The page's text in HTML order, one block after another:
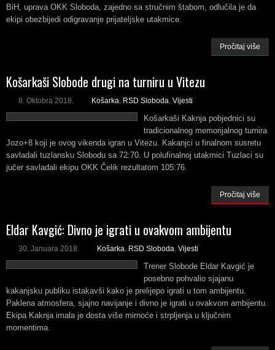
BiH, uprava OKK Sloboda, zajedno sa stručnim štabom, odlučila je da
ekipi obezbijedi odigravanje prijateljske utakmice.
Pročitaj više
Košarkaši Slobode drugi na turniru u Vitezu
8. Oktobra 2018. Košarka, RSD Sloboda, Vijesti
Košarkaši Kaknja pobjednici su
tradicionalnog memorijalnog turnira
Jozo+8 koji je ovog vikenda igran u Vitezu. Kakanjci u finalnom susretu
savladali tuzlansku Slobodu sa 72:70. U polufinalnoj utakmici Tuzlaci su
jučer savladali ekipu OKK Čelik rezultatom 105:76.
Pročitaj više
Eldar Kavgić: Divno je igrati u ovakvom ambijentu
30. Januara 2018. Košarka, RSD Sloboda, Vijesti
Trener Slobode Eldar Kavgić je
posebno pohvalio sjajanu
kakanjsku publiku istakavši kako je prelijepo igrati u tom ambijentu.
Paklena atmosfera, sjajno navijanje i divno je igrati u ovakvom ambijentu.
Ekipa Kaknja imala je dosta više mirnoće i strpljenja u ključnim
momentima.